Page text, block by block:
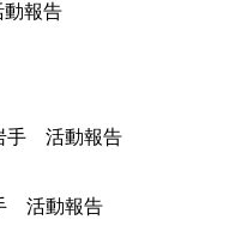
動報告
活動報告